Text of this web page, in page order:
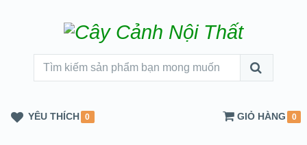
YÊU THÍCH 0 GIỎ HÀNG 0